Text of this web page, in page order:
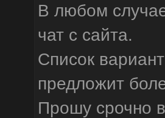
В любом
чат с сайта.
Список
предложит
Прошу срочно